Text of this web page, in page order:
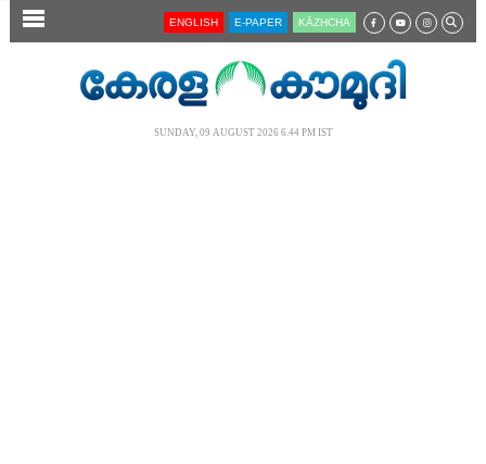
SECTIONS ENGLISH E-PAPER KĀZHCHA
SUNDAY, 09 AUGUST 2026 6.44 PM IST